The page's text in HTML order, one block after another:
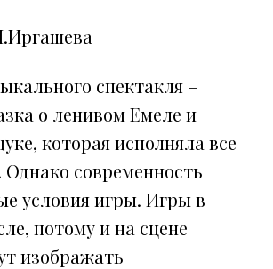
спектакля –
о ленивом Емеле и
которая исполняла все
Однако современность
условия игры. Игры в
потому и на сцене
изображать